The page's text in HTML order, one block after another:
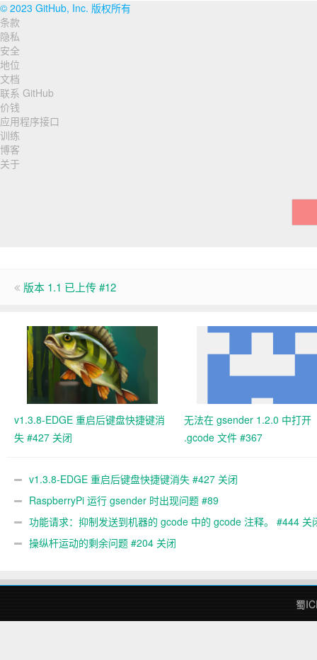
© 2023 GitHub, Inc. 版权所有
页
脚
导
航
条款
隐私
安全
地位
文档
联系 GitHub
价钱
应用程序接口
训练
博客
关于
版本 1.1 已上传 #12
v1.3.8-EDGE 重启后键盘快捷键消
失 #427 关闭
无法在 gsender 1.2.0 中打开
.gcode 文件 #367
v1.3.8-EDGE 重启后键盘快捷键消失 #427 关闭
RaspberryPi 运行 gsender 时出现问题 #89
功能请求：抑制发送到机器的 gcode 中的 gcode 注释。 #444 关
操纵杆运动的剩余问题 #204 关闭
蜀